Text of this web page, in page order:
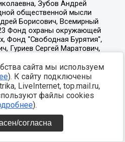
сайта мы используем
). К сайту подключены
LiveInternet, top.mail.ru,
файлы cookies
).
согласна